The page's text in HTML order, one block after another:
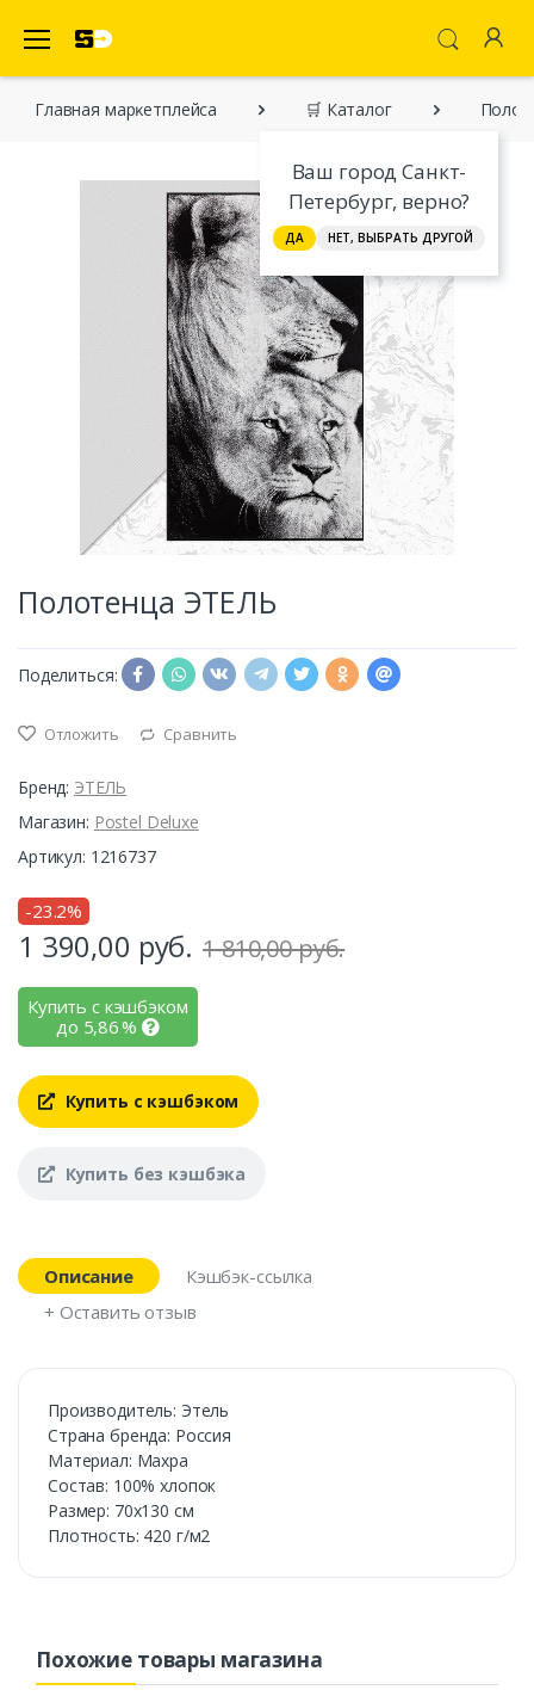
Ваш город Санкт-
Петербург, верно?
ДА НЕТ, ВЫБРАТЬ ДРУГОЙ
Главная марĸетплейса 🛒 Каталог
Полотенца ЭТЕЛЬ
Поделиться:
Отложить Сравнить
Бренд: ЭТЕЛЬ
Магазин: Postel Deluxe
Артикул: 1216737
-23.2%
1 390,00 руб. 1 810,00 руб.
Купить с кэшбэком
до 5,86%
Купить с кэшбэком
Купить без кэшбэка
Описание
Кэшбэк-ссылка
+ Оставить отзыв
Производитель: Этель
Страна бренда: Россия
Материал: Махра
Состав: 100% хлопок
Размер: 70х130 см
Плотность: 420 г/м2
Похожие товары магазина